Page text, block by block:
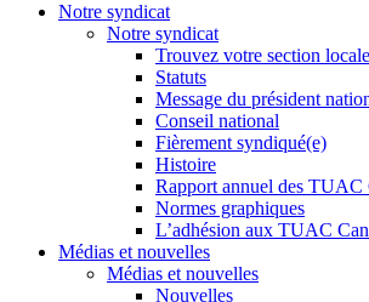
Notre syndicat
Notre syndicat
Trouvez votre section locale
Statuts
Message du président
Conseil national
Fièrement syndiqué(e)
Histoire
Rapport annuel des TUAC
Normes graphiques
L’adhésion aux TUAC
Médias et nouvelles
Médias et nouvelles
Nouvelles